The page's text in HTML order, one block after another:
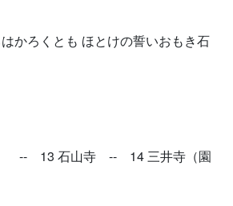
かろくとも ほとけの誓いおもき石
） -- 13 石山寺 -- 14 三井寺（園